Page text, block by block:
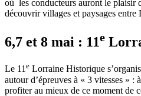
où les conducteurs auront le plaisir
découvrir villages et paysages
6,7 et 8 mai : 11e
Le 11e Lorraine Historique
autour d’épreuves à « 3 vitesses » :
profiter au mieux de ce moment de